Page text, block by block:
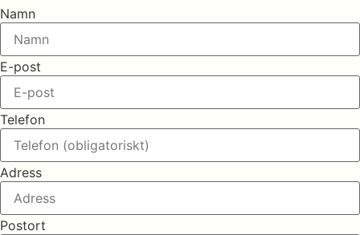
Namn
E-post
Telefon
Adress
Postort